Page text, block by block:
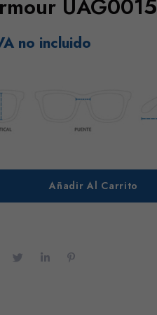
UAG0015
no incluido
Añadir Al Carrito